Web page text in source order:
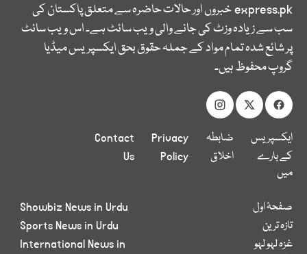
express.pkخبروں اور حالات حاضرہ سے متعلق پاکستان کی
سب سے زیادہ وزٹ کی جانے والی ویب سائٹ ہے۔ اس ویب سائٹ
پر شائع شدہ تمام مواد کے جملہ حقوق بحق ایکسپریس میڈیا
گروپ محفوظ ہیں۔
ایکسپریس
کے بارے
میں
ضابطہ
اخلاق
Privacy
Policy
Contact
Us
صفحۂ اول
تازہ ترین
غزہ لہو لہو
Showbiz News in Urdu
Sports News in Urdu
International News in